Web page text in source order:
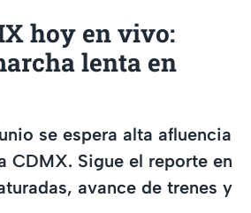
hoy en vivo:
lenta en
se espera alta afluencia
CDMX. Sigue el reporte en
avance de trenes y